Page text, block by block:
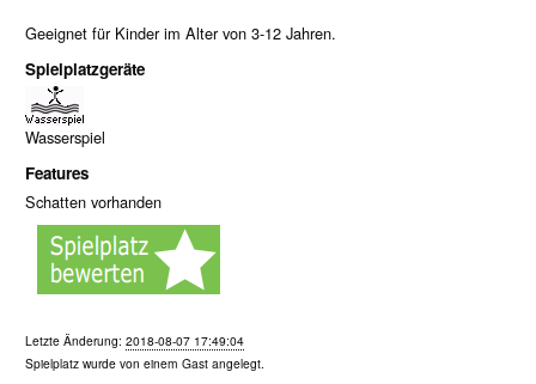
Geeignet für Kinder im Alter von 3-12 Jahren.
Spielplatzgeräte
Wasserspiel
Features
Schatten vorhanden
Letzte Änderung: 2018-08-07 17:49:04
Spielplatz wurde von einem Gast angelegt.